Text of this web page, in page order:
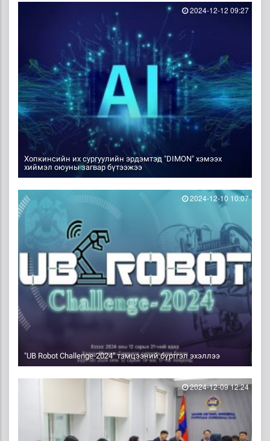
Хопкинсийн их сургуулийн эрдэмтэд "DIMON" хэмээх
хиймэл оюуны загвар бүтээжээ
2024-12-12 09:27
"UB Robot Challenge-2024" тэмцээний бүртгэл эхэллээ
2024-12-10 10:07
2024-12-09 12:24